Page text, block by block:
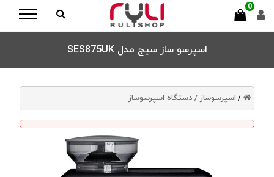
0
اسپرسو ساز سیج مدل SES875UK
/ اسپرسوساز / دستگاه اسپرسوساز